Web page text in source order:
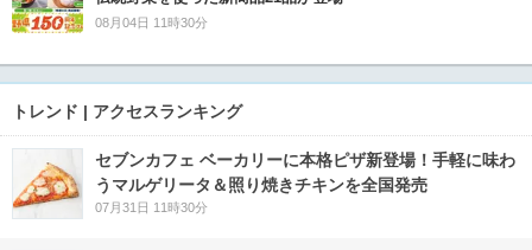
08月04日 11時30分
トレンド | アクセスランキング
セブンカフェ ベーカリーに本格ピザ新登場！手軽に味わ
うマルゲリータ＆照り焼きチキンを全国発売
07月31日 11時30分